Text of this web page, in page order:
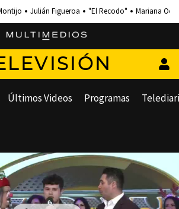
Julián Figueroa "El Recodo" Mariana
Últimos Videos Programas